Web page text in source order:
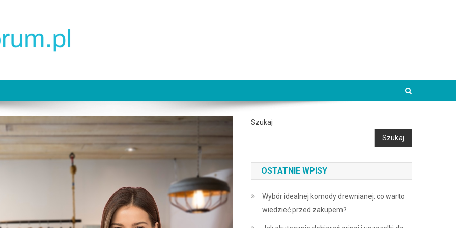
Szukaj
Szukaj
OSTATNIE WPISY
Wybór idealnej komody drewnianej: co warto
wiedzieć przed zakupem?